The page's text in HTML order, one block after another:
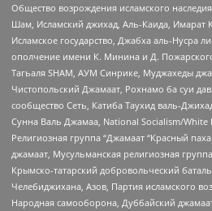
Общество возрождения исламского
Шам, Исламский джихад, Аль-Каида, Имарат
Исламское государство, Джабха аль-Нусра
ополчение имени К. Минина и Д.
Тагьаля SHAM, АУМ Синрике, Муджахеды
Чистопольский Джамаат, Рохнамо ба суи
сообщество Сеть, Катиба Таухид валь-
Сунна Валь Джамаа, National Socialism/White
Религиозная группа “Джамаат “Красный
джамаат, Мусульманская религиозная
Крымско-татарский добровольческий
Челебиджихана, Азов, Партия исламского
Народная самооборона, Дуббайский